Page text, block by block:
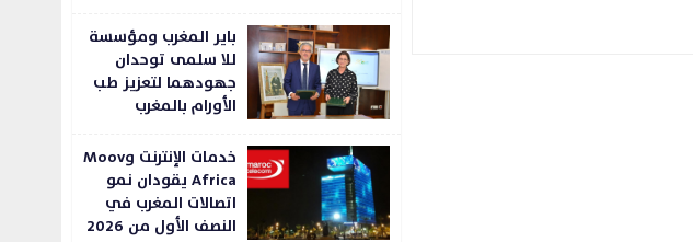
باير المغرب ومؤسسة
للا سلمى توحدان
جهودهما لتعزيز طب
الأورام بالمغرب
خدمات الإنترنت وMoov
Africa يقودان نمو
اتصالات المغرب في
النصف الأول من 2026